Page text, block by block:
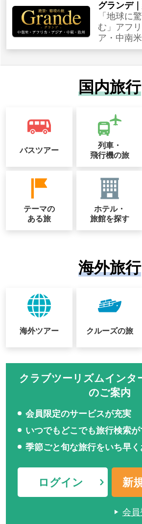
グランデ
「地球に
む」アフ
ア・中南
国内旅行
バスツアー
列車・
飛行機の旅
テーマの
ある旅
ホテル・
旅館を探す
海外旅行
海外ツアー クルーズの旅
クラブツーリズムインタ
のご案内
会員限定のサービスが充実
いつでもどこでも旅行検索が
季節ごと旬な旅行をいち早く
ログイン 新
会員